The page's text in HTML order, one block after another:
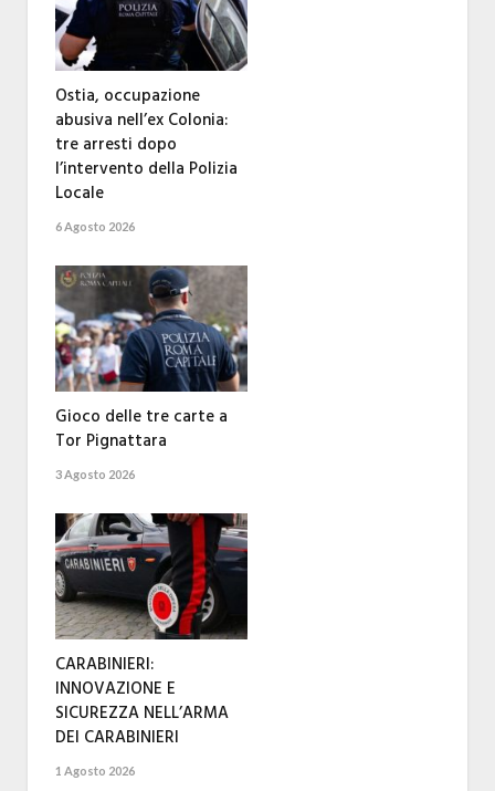
Ostia, occupazione
abusiva nell’ex Colonia:
tre arresti dopo
l’intervento della Polizia
Locale
6 Agosto 2026
Gioco delle tre carte a
Tor Pignattara
3 Agosto 2026
CARABINIERI:
INNOVAZIONE E
SICUREZZA NELL’ARMA
DEI CARABINIERI
1 Agosto 2026